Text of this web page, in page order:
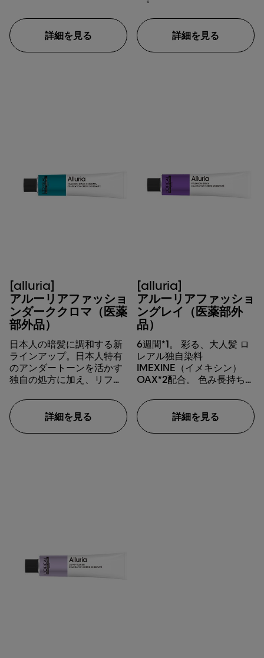
詳細を見る 詳細を見る
[alluria]
アルーリアファッショ
ンダーククロマ（医薬
部外品）
日本人の暗髪に調和する新
ラインアップ。日本人特有
のアンダートーンを活かす
独自の処方に加え、リフト
度でも高発色を実現。
詳細を見る
[alluria]
アルーリアファッショ
ングレイ（医薬部外
品）
6週間*1。 彩る、大人髪 ロ
レアル独自染料
IMEXINE（イメキシン）
OAX*2配合。 色み長持ち。
べ。個人差があります。*2
塩酸ヒドロキシプロピルビ
ス (N-ヒドロキシエチル-p-
詳細を見る